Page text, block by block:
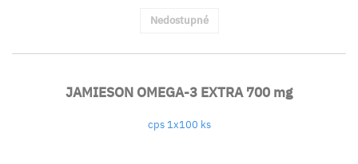
Nedostupné
JAMIESON OMEGA-3 EXTRA 700 mg
cps 1x100 ks